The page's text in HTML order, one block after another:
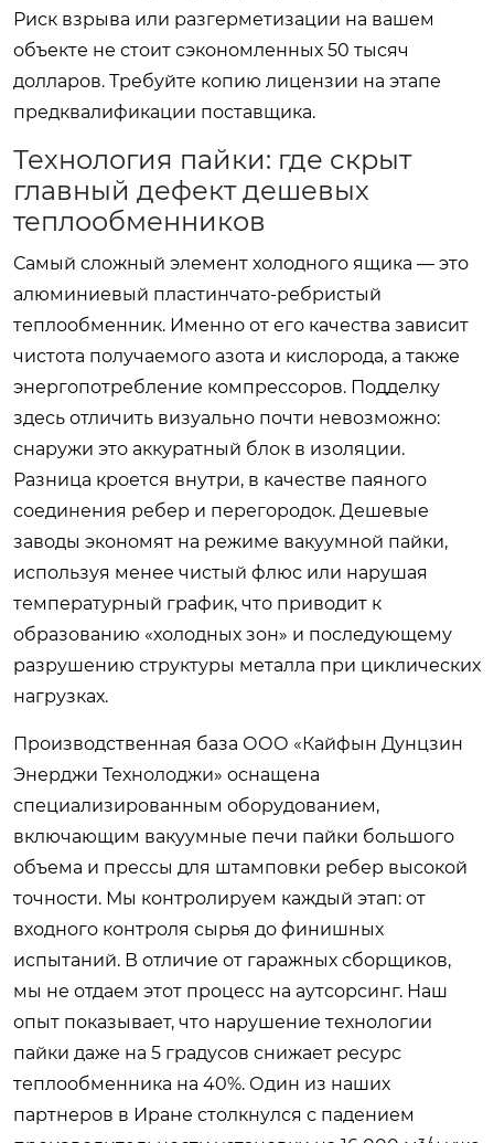
Риск взрыва или разгерметизации на вашем
объекте не стоит сэкономленных 50 тысяч
долларов. Требуйте копию лицензии на этапе
предквалификации поставщика.
Технология пайки: где скрыт
главный дефект дешевых
теплообменников
Самый сложный элемент холодного ящика — это
алюминиевый пластинчато-ребристый
теплообменник. Именно от его качества зависит
чистота получаемого азота и кислорода, а также
энергопотребление компрессоров. Подделку
здесь отличить визуально почти невозможно:
снаружи это аккуратный блок в изоляции.
Разница кроется внутри, в качестве паяного
соединения ребер и перегородок. Дешевые
заводы экономят на режиме вакуумной пайки,
используя менее чистый флюс или нарушая
температурный график, что приводит к
образованию «холодных зон» и последующему
разрушению структуры металла при циклических
нагрузках.
Производственная база ООО «Кайфын Дунцзин
Энерджи Технолоджи» оснащена
специализированным оборудованием,
включающим вакуумные печи пайки большого
объема и прессы для штамповки ребер высокой
точности. Мы контролируем каждый этап: от
входного контроля сырья до финишных
испытаний. В отличие от гаражных сборщиков,
мы не отдаем этот процесс на аутсорсинг. Наш
опыт показывает, что нарушение технологии
пайки даже на 5 градусов снижает ресурс
теплообменника на 40%. Один из наших
партнеров в Иране столкнулся с падением